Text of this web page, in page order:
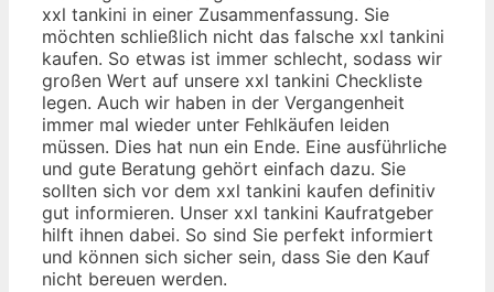
xxl tankini in einer Zusammenfassung. Sie
möchten schließlich nicht das falsche xxl tankini
kaufen. So etwas ist immer schlecht, sodass wir
großen Wert auf unsere xxl tankini Checkliste
legen. Auch wir haben in der Vergangenheit
immer mal wieder unter Fehlkäufen leiden
müssen. Dies hat nun ein Ende. Eine ausführliche
und gute Beratung gehört einfach dazu. Sie
sollten sich vor dem xxl tankini kaufen definitiv
gut informieren. Unser xxl tankini Kaufratgeber
hilft ihnen dabei. So sind Sie perfekt informiert
und können sich sicher sein, dass Sie den Kauf
nicht bereuen werden.